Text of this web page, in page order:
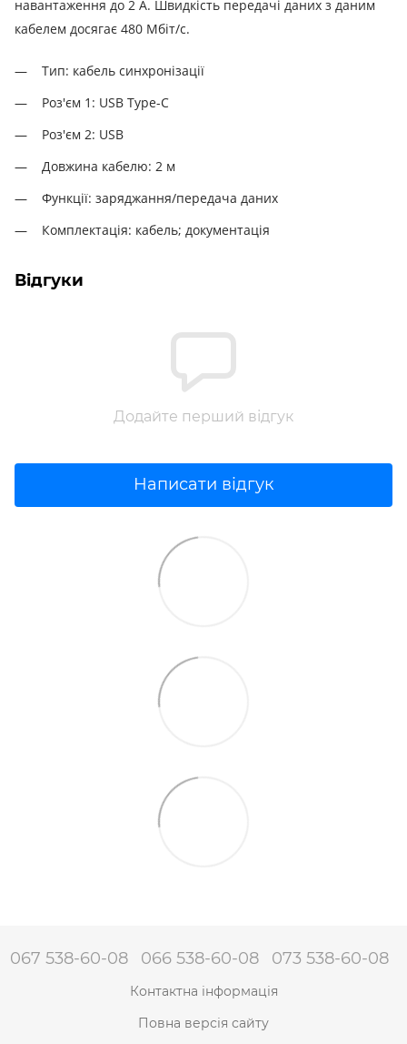
навантаження до 2 А. Швидкість передачі даних з даним
кабелем досягає 480 Мбіт/с.
Тип: кабель синхронізації
Роз'єм 1: USB Type-C
Роз'єм 2: USB
Довжина кабелю: 2 м
Функції: заряджання/передача даних
Комплектація: кабель; документація
Відгуки
Додайте перший відгук
Написати відгук
067 538-60-08 066 538-60-08 073 538-60-08
Контактна інформація
Повна версія сайту